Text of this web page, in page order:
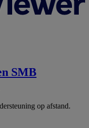
SMB
op afstand.